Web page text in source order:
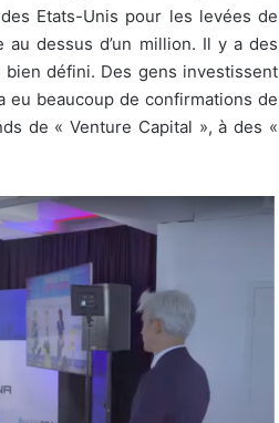
Etats-Unis pour les levées de
dessus d’un million. Il y a des
bien défini. Des gens investissent
beaucoup de confirmations de
de « Venture Capital », à des «